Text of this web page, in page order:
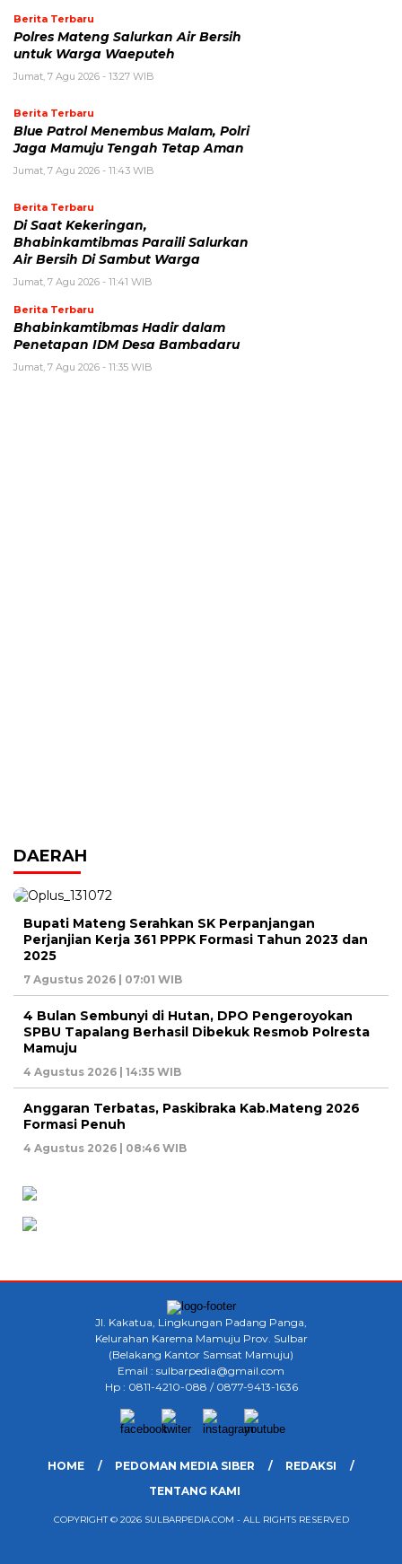
Berita Terbaru
Polres Mateng Salurkan Air Bersih
untuk Warga Waeputeh
Jumat, 7 Agu 2026 - 13:27 WIB
Berita Terbaru
Blue Patrol Menembus Malam, Polri
Jaga Mamuju Tengah Tetap Aman
Jumat, 7 Agu 2026 - 11:43 WIB
Berita Terbaru
Di Saat Kekeringan,
Bhabinkamtibmas Paraili Salurkan
Air Bersih Di Sambut Warga
Jumat, 7 Agu 2026 - 11:41 WIB
Berita Terbaru
Bhabinkamtibmas Hadir dalam
Penetapan IDM Desa Bambadaru
Jumat, 7 Agu 2026 - 11:35 WIB
DAERAH
Bupati Mateng Serahkan SK Perpanjangan
Perjanjian Kerja 361 PPPK Formasi Tahun 2023 dan
2025
7 Agustus 2026 | 07:01 WIB
4 Bulan Sembunyi di Hutan, DPO Pengeroyokan
SPBU Tapalang Berhasil Dibekuk Resmob Polresta
Mamuju
4 Agustus 2026 | 14:35 WIB
Anggaran Terbatas, Paskibraka Kab.Mateng 2026
Formasi Penuh
4 Agustus 2026 | 08:46 WIB
Jl. Kakatua, Lingkungan Padang Panga,
Kelurahan Karema Mamuju Prov. Sulbar
(Belakang Kantor Samsat Mamuju)
Email : sulbarpedia@gmail.com
Hp : 0811-4210-088 / 0877-9413-1636
HOME PEDOMAN MEDIA SIBER
REDAKSI
TENTANG KAMI
COPYRIGHT © 2026 SULBARPEDIA.COM - ALL RIGHTS RESERVED